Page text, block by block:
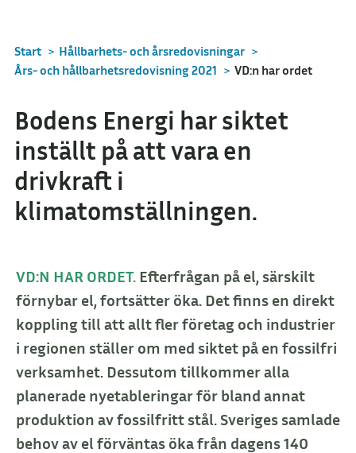
Start > Hållbarhets- och årsredovisningar >
Års- och hållbarhetsredovisning 2021 > VD:n har ordet
Bodens Energi har siktet
inställt på att vara en
drivkraft i
klimatomställningen.
VD:N HAR ORDET. Efterfrågan på el, särskilt
förnybar el, fortsätter öka. Det finns en direkt
koppling till att allt fler företag och industrier
i regionen ställer om med siktet på en fossilfri
verksamhet. Dessutom tillkommer alla
planerade nyetableringar för bland annat
produktion av fossilfritt stål. Sveriges samlade
behov av el förväntas öka från dagens 140